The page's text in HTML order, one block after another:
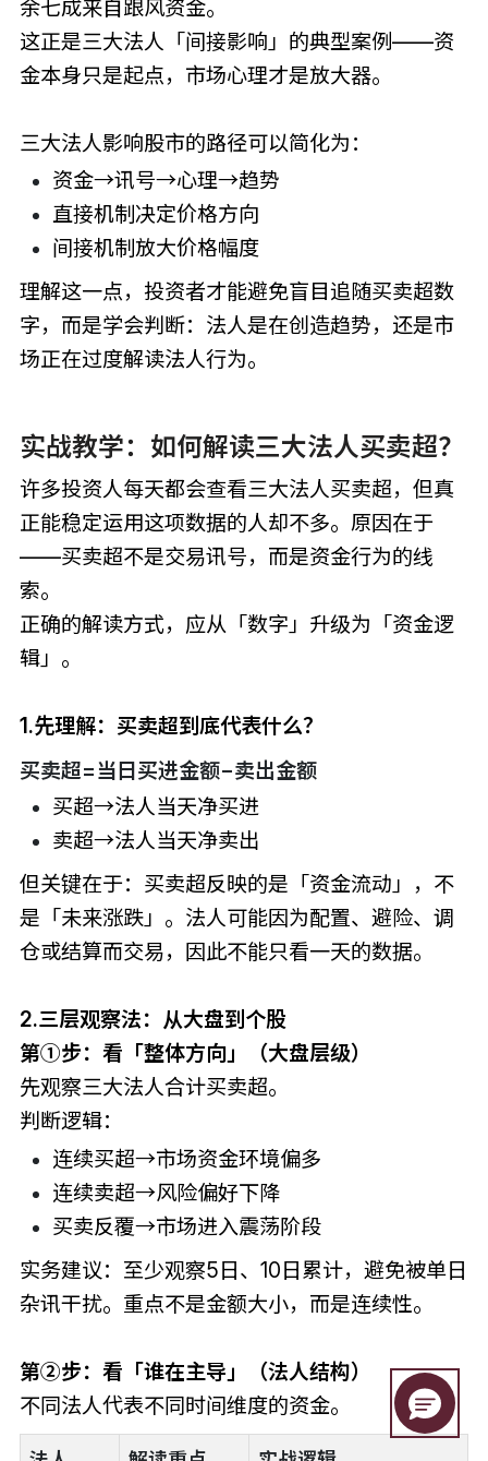
余七成来自跟风资金。
这正是三大法人「间接影响」的典型案例——资
金本身只是起点，市场心理才是放大器。
三大法人影响股市的路径可以简化为：
资金→讯号→心理→趋势
直接机制决定价格方向
间接机制放大价格幅度
理解这一点，投资者才能避免盲目追随买卖超数
字，而是学会判断：法人是在创造趋势，还是市
场正在过度解读法人行为。
实战教学：如何解读三大法人买卖超？
许多投资人每天都会查看三大法人买卖超，但真
正能稳定运用这项数据的人却不多。原因在于
——买卖超不是交易讯号，而是资金行为的线
索。
正确的解读方式，应从「数字」升级为「资金逻
辑」。
1.先理解：买卖超到底代表什么？
买卖超=当日买进金额−卖出金额
买超→法人当天净买进
卖超→法人当天净卖出
但关键在于：买卖超反映的是「资金流动」，不
是「未来涨跌」。法人可能因为配置、避险、调
仓或结算而交易，因此不能只看一天的数据。
2.三层观察法：从大盘到个股
第①步：看「整体方向」（大盘层级）
先观察三大法人合计买卖超。
判断逻辑：
连续买超→市场资金环境偏多
连续卖超→风险偏好下降
买卖反覆→市场进入震荡阶段
实务建议：至少观察5日、10日累计，避免被单日
杂讯干扰。重点不是金额大小，而是连续性。
第②步：看「谁在主导」（法人结构）
不同法人代表不同时间维度的资金。